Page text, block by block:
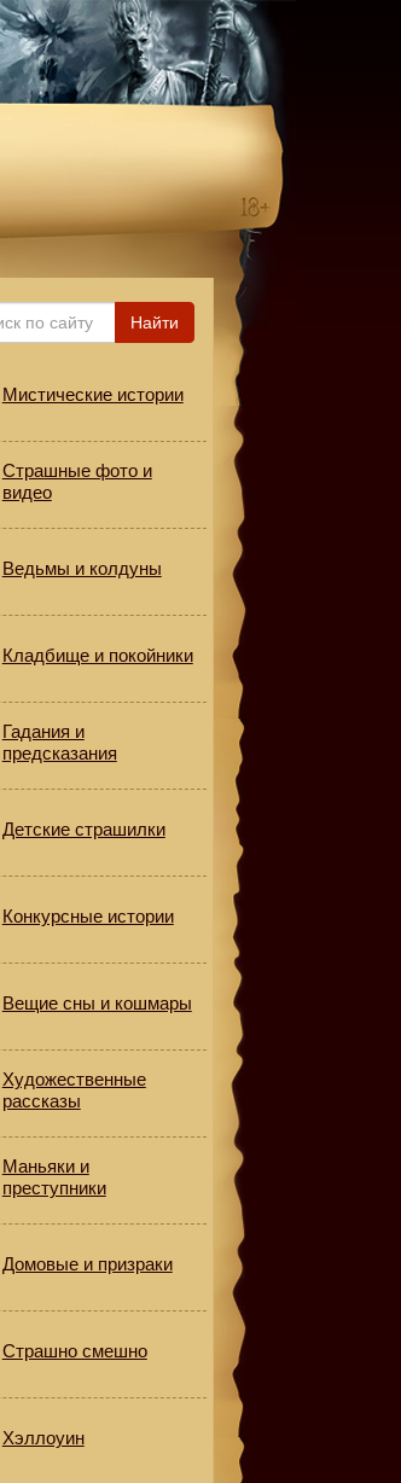
Найти
Мистические истории
Страшные фото и
видео
Ведьмы и колдуны
Кладбище и покойники
Гадания и
предсказания
Детские страшилки
Конкурсные истории
Вещие сны и кошмары
Художественные
рассказы
Маньяки и
преступники
Домовые и призраки
Страшно смешно
Хэллоуин